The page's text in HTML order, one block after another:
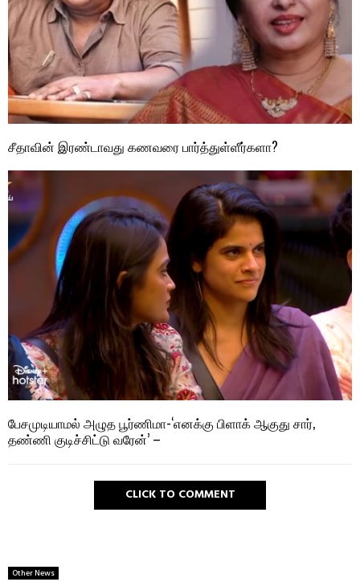
சீதாவின் இரண்டாவது கணவரை பார்த்துள்ளீர்களா?
பேசமுடியாமல் அழுத பூர்ணிமா-‘எனக்கு பிளாக் ஆகுது சார்,
தண்ணி குடிச்சிட்டு வரேன்’ –
CLICK TO COMMENT
Other News